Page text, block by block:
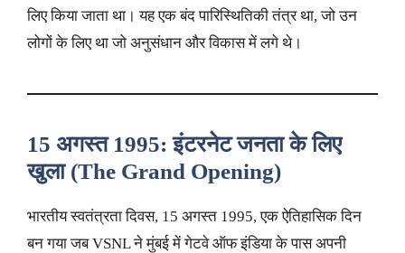
लिए किया जाता था। यह एक बंद पारिस्थितिकी तंत्र था, जो उन
लोगों के लिए था जो अनुसंधान और विकास में लगे थे।
15 अगस्त 1995: इंटरनेट जनता के लिए
खुला (The Grand Opening)
भारतीय स्वतंत्रता दिवस, 15 अगस्त 1995, एक ऐतिहासिक दिन
बन गया जब VSNL ने मुंबई में गेटवे ऑफ इंडिया के पास अपनी